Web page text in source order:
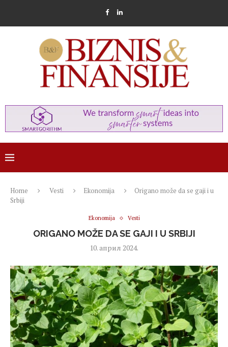
Home Vesti Ekonomija
Origano može da se gaji i u
Srbiji
Ekonomija Vesti
ORIGANO MOŽE DA SE GAJI I U SRBIJI
10. април 2024.